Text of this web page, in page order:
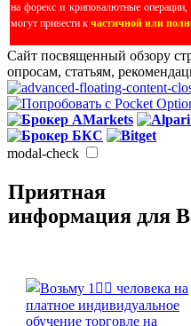
на форекс и криповалютные
могут привести к частичной или
Сайт посвященный обзору
опросам, статьям,
modal-check
Приятная
информация для